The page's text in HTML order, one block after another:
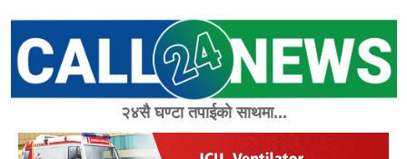
content
२४सै घण्टा तपाईको साथमा...